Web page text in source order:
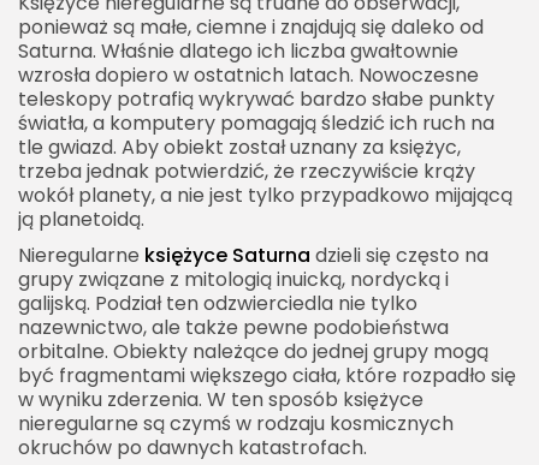
ponieważ są małe, ciemne i znajdują się daleko od
Saturna. Właśnie dlatego ich liczba gwałtownie
wzrosła dopiero w ostatnich latach. Nowoczesne
teleskopy potrafią wykrywać bardzo słabe punkty
światła, a komputery pomagają śledzić ich ruch na
tle gwiazd. Aby obiekt został uznany za księżyc,
trzeba jednak potwierdzić, że rzeczywiście krąży
wokół planety, a nie jest tylko przypadkowo mijającą
ją planetoidą.
Nieregularne księżyce Saturna dzieli się często na
grupy związane z mitologią inuicką, nordycką i
galijską. Podział ten odzwierciedla nie tylko
nazewnictwo, ale także pewne podobieństwa
orbitalne. Obiekty należące do jednej grupy mogą
być fragmentami większego ciała, które rozpadło się
w wyniku zderzenia. W ten sposób księżyce
nieregularne są czymś w rodzaju kosmicznych
okruchów po dawnych katastrofach.